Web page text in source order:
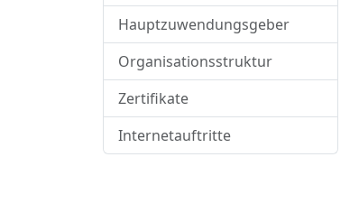
Hauptzuwendungsgeber
Organisationsstruktur
Zertifikate
Internetauftritte